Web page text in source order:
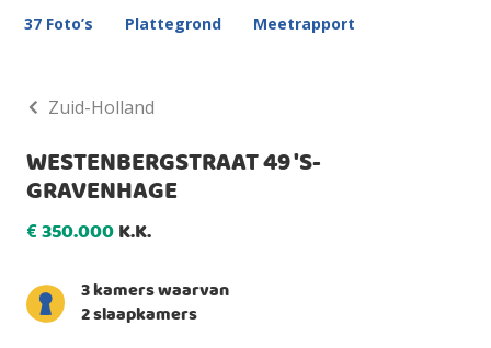
37 Foto’s Plattegrond Meetrapport
Zuid-Holland
WESTENBERGSTRAAT 49 'S-
GRAVENHAGE
€350.000K.K.
3 kamers waarvan
2 slaapkamers